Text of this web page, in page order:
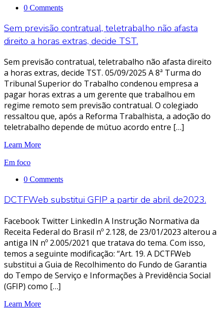
0 Comments
Sem previsão contratual, teletrabalho não afasta
direito a horas extras, decide TST.
Sem previsão contratual, teletrabalho não afasta direito
a horas extras, decide TST. 05/09/2025 A 8ª Turma do
Tribunal Superior do Trabalho condenou empresa a
pagar horas extras a um gerente que trabalhou em
regime remoto sem previsão contratual. O colegiado
ressaltou que, após a Reforma Trabalhista, a adoção do
teletrabalho depende de mútuo acordo entre […]
Learn More
Em foco
0 Comments
DCTFWeb substitui GFIP a partir de abril de2023.
Facebook Twitter LinkedIn A Instrução Normativa da
Receita Federal do Brasil nº 2.128, de 23/01/2023 alterou a
antiga IN nº 2.005/2021 que tratava do tema. Com isso,
temos a seguinte modificação: “Art. 19. A DCTFWeb
substitui a Guia de Recolhimento do Fundo de Garantia
do Tempo de Serviço e Informações à Previdência Social
(GFIP) como […]
Learn More